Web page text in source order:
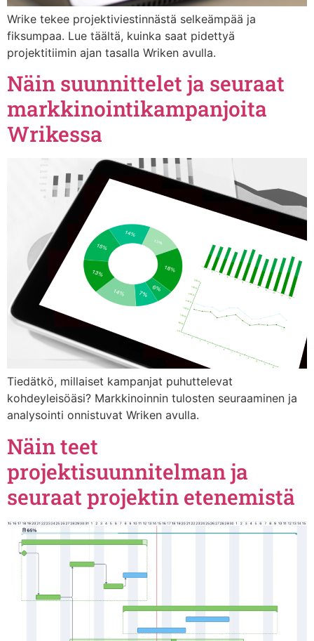
Wrike tekee projektiviestinnästä selkeämpää ja
fiksumpaa. Lue täältä, kuinka saat pidettyä
projektitiimin ajan tasalla Wriken avulla.
Näin suunnittelet ja seuraat
markkinointikampanjoita
Wrikessa
Tiedätkö, millaiset kampanjat puhuttelevat
kohdeyleisöäsi? Markkinoinnin tulosten seuraaminen ja
analysointi onnistuvat Wriken avulla.
Näin teet
projektisuunnitelman ja
seuraat projektin etenemistä